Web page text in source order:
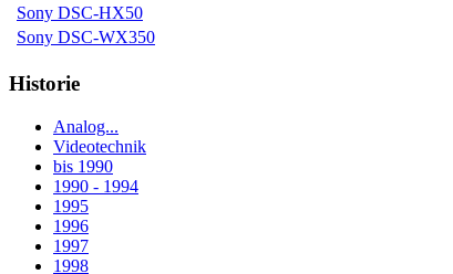
Sony DSC-HX50
Sony DSC-WX350
Historie
Analog...
Videotechnik
bis 1990
1990 - 1994
1995
1996
1997
1998